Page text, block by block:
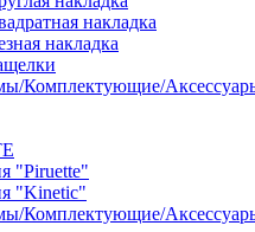
накладка
накладка
Комплектующие/
"Piruette"
"Kinetic"
Комплектующие/